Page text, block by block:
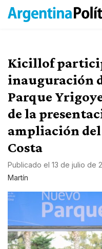
Kicillof
inauguración
Parque
de la
ampliación del
Costa
Publicado el 13 de julio de
Martín